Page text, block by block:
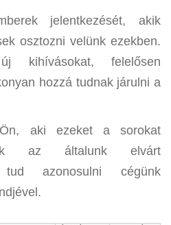
jelentkezését, akik
osztozni velünk ezekben.
felelősen
hozzá tudnak járulni a
aki ezeket a sorokat
az általunk elvárt
azonosulni cégünk